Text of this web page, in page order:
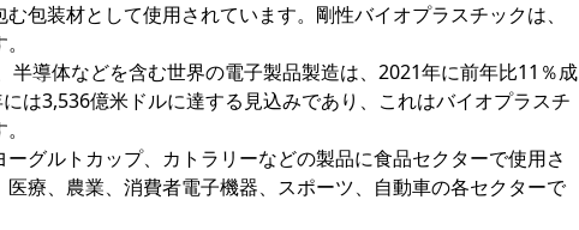
包装材として使用されています。剛性バイオプラスチックは、
半導体などを含む世界の電子製品製造は、2021年に前年比11％成
は3,536億米ドルに達する見込みであり、これはバイオプラスチ
グルトカップ、カトラリーなどの製品に食品セクターで使用さ
療、農業、消費者電子機器、スポーツ、自動車の各セクターで